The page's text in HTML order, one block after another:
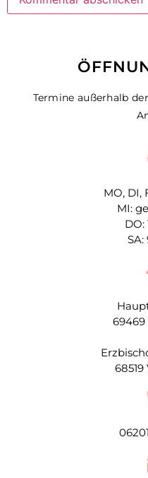
Termine außerhalb
MO, DI,
MI:
DO:
SA: